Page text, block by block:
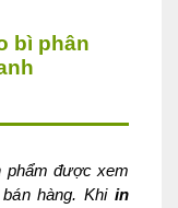
bì phân
phẩm được xem
hàng. Khi in